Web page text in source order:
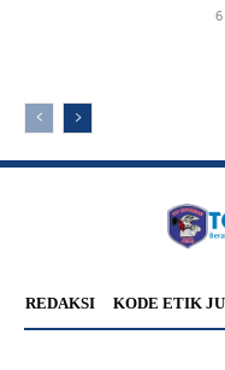
REDAKSI KODE ETIK